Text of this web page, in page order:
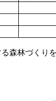
る森林づく